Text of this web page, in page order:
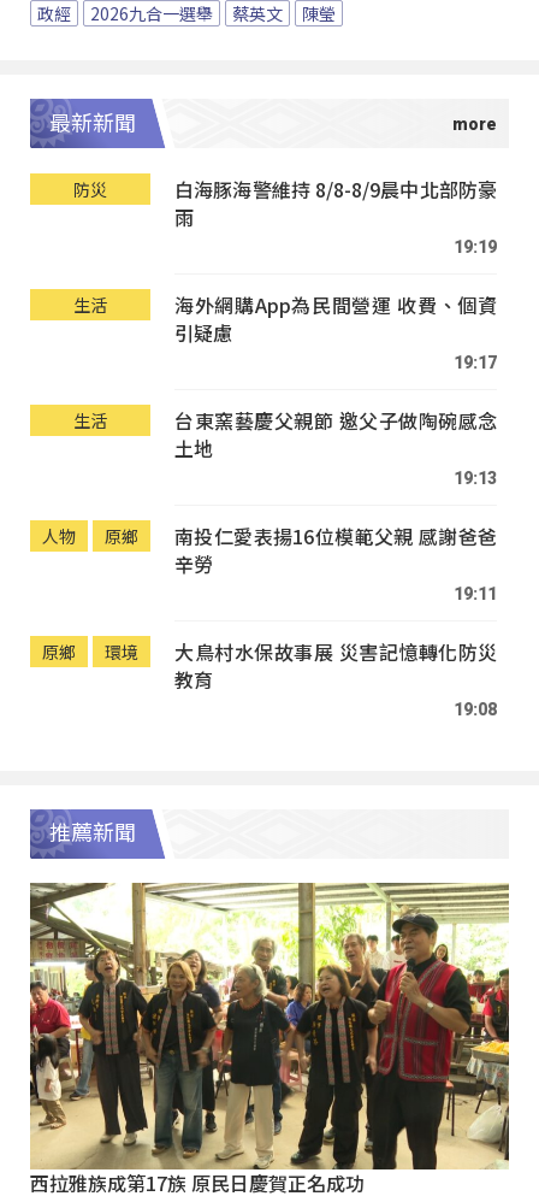
政經 2026九合一選舉 蔡英文 陳瑩
最新新聞
防災
白海豚海警維持 8/8-8/9晨中北部防豪
雨
19:19
生活
海外網購App為民間營運 收費、個資
引疑慮
19:17
生活
台東窯藝慶父親節 邀父子做陶碗感念
土地
19:13
人物 原鄉
南投仁愛表揚16位模範父親 感謝爸爸
辛勞
19:11
原鄉 環境
大鳥村水保故事展 災害記憶轉化防災
教育
19:08
推薦新聞
西拉雅族成第17族 原民日慶賀正名成功